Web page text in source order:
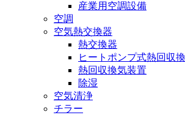
産業用空調設備
空調
空気熱交換器
熱交換器
ヒートポンプ式熱回収
熱回収換気装置
除湿
空気清浄
チラー